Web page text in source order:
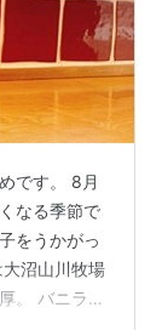
です。 8月
なる季節で
をうかがっ
沼山川牧場
。 バニラ安